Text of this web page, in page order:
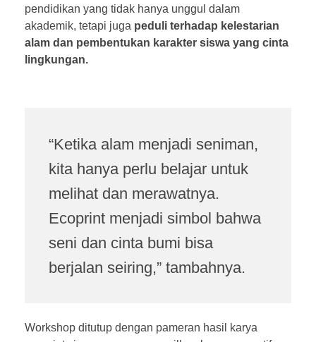
pendidikan yang tidak hanya unggul dalam
akademik, tetapi juga peduli terhadap kelestarian
alam dan pembentukan karakter siswa yang cinta
lingkungan.
“Ketika alam menjadi seniman,
kita hanya perlu belajar untuk
melihat dan merawatnya.
Ecoprint menjadi simbol bahwa
seni dan cinta bumi bisa
berjalan seiring,” tambahnya.
Workshop ditutup dengan pameran hasil karya